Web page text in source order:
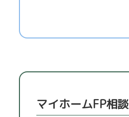
マイホームFP相談